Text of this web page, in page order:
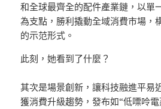
和全球最齊全的配件產業鏈，以單
為支點，勝利撬動全域消費市場，
的示范形式。
此刻，她看到了什麼？
其次是場景創新，讓科技融進平易
獲消費升級趨勢，發布如“低嘌呤